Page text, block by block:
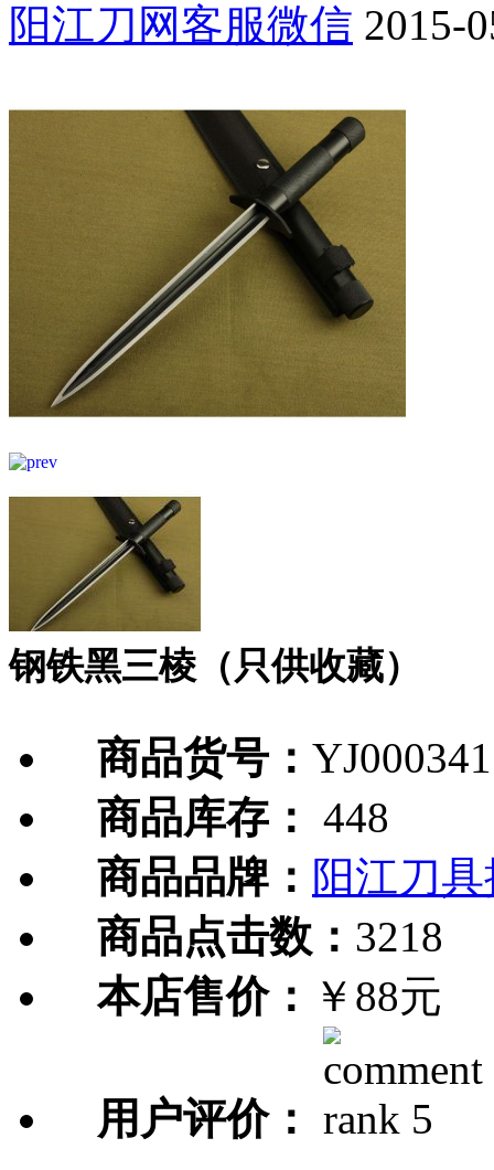
阳江刀网客服微信 2015-
钢铁黑三棱（只供收藏）
商品货号： YJ000341
商品库存： 448
商品品牌： 阳江刀
商品点击数： 3218
本店售价： ￥88元
用户评价：